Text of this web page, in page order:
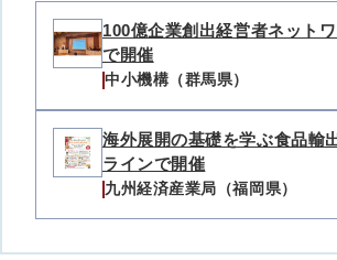
100億企業創出経営者ネット
で開催
中小機構（群馬県）
海外展開の基礎を学ぶ食品輸
ラインで開催
九州経済産業局（福岡県）